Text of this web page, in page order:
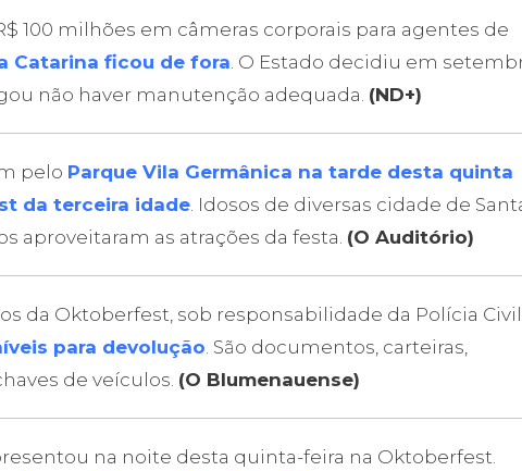
100 milhões em câmeras corporais para agentes de
Catarina ficou de fora. O Estado decidiu em
não haver manutenção adequada. (ND+)
pelo Parque Vila Germânica na tarde desta quinta
da terceira idade. Idosos de diversas cidade de
aproveitaram as atrações da festa. (O Auditório)
da Oktoberfest, sob responsabilidade da Polícia
para devolução. São documentos, carteiras,
de veículos. (O Blumenauense)
na noite desta quinta-feira na Oktoberfest.